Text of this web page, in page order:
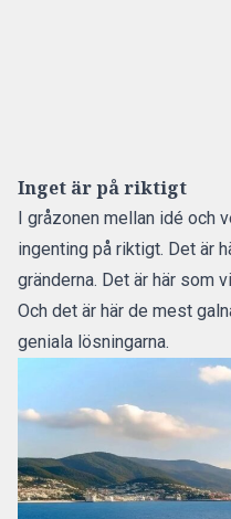
Inget är på riktigt
I gråzonen mellan idé och
ingenting på riktigt. Det är
gränderna. Det är här som
Och det är här de mest
geniala lösningarna.